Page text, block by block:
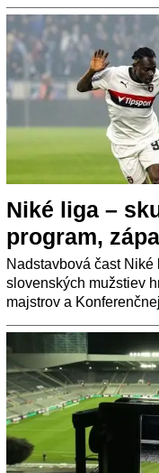
Niké liga –
program,
Nadstavbová čast
slovenských mužstiev
majstrov a